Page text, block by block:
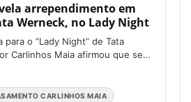
arrependimento em
Werneck, no Lady Night
o “Lady Night” de Tata
Carlinhos Maia afirmou que se
CARLINHOS MAIA